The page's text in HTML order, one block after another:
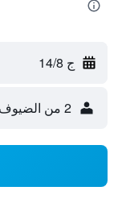
ج 14/8
2 من الضيوف، غرفة واحدة